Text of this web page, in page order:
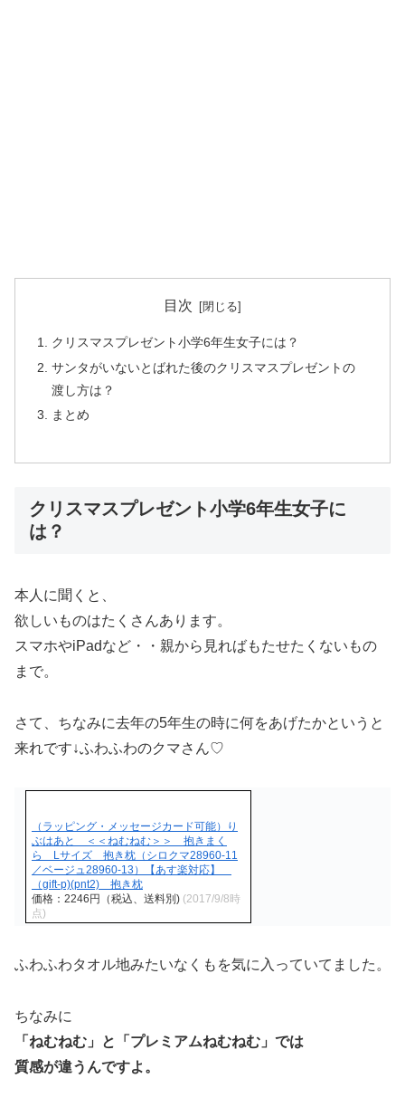
目次
クリスマスプレゼント小学6年生女子には？
サンタがいないとばれた後のクリスマスプレゼントの
渡し方は？
まとめ
クリスマスプレゼント小学6年生女子に
は？
本人に聞くと、
欲しいものはたくさんあります。
スマホやiPadなど・・親から見ればもたせたくないもの
まで。
さて、ちなみに去年の5年生の時に何をあげたかというと
来れです↓ふわふわのクマさん♡
（ラッピング・メッセージカード可能）り
ぶはあと ＜＜ねむねむ＞＞ 抱きまく
ら Lサイズ 抱き枕（シロクマ28960-11
／ベージュ28960-13）【あす楽対応】
（gift-p)(pnt2) 抱き枕
価格：2246円（税込、送料別) (2017/9/8時
点)
ふわふわタオル地みたいなくもを気に入っていてました。
ちなみに
「ねむねむ」と「プレミアムねむねむ」では
質感が違うんですよ。